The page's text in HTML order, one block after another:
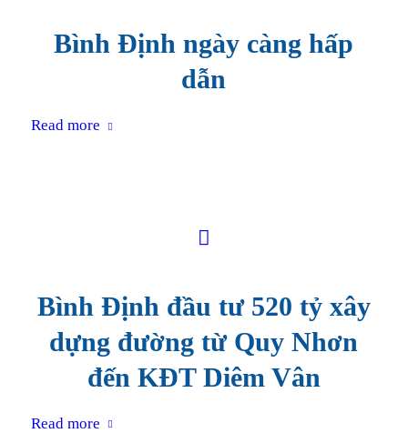
Bình Định ngày càng hấp
dẫn
Read more
Bình Định đầu tư 520 tỷ xây
dựng đường từ Quy Nhơn
đến KĐT Diêm Vân
Read more